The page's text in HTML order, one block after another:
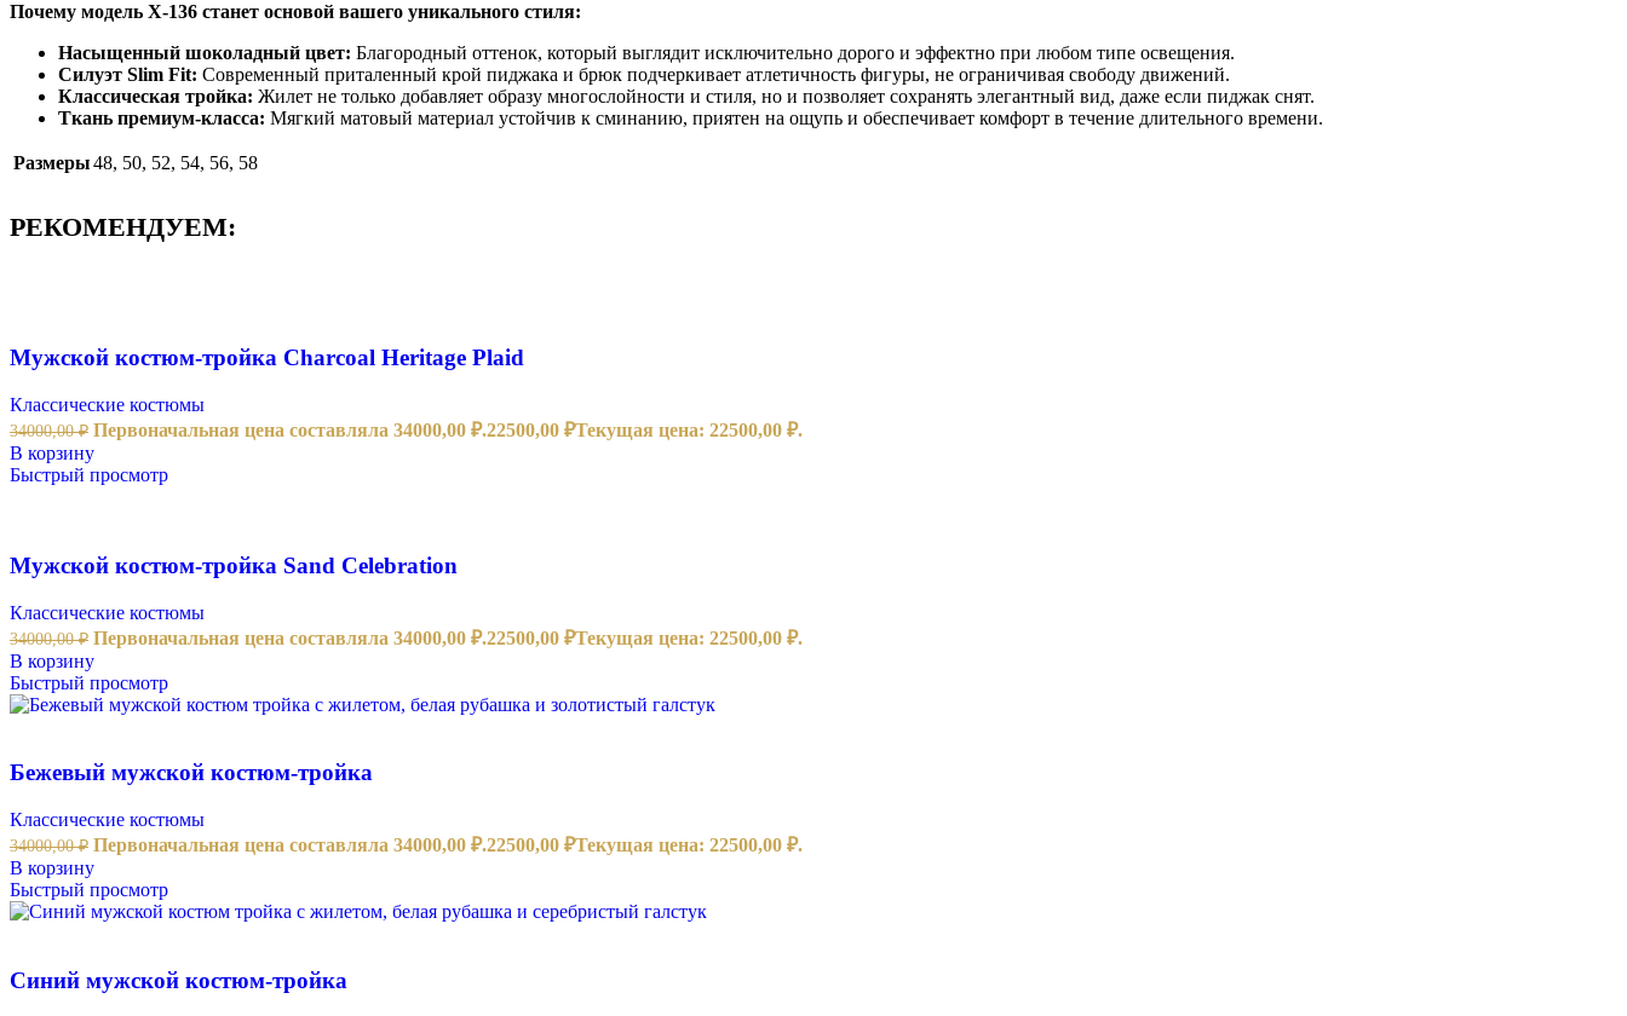
Почему модель Х-136 станет основой вашего уникального стиля:
Насыщенный шоколадный цвет: Благородный оттенок, который выглядит исключительно дорого и эффектно при любом типе освещения.
Силуэт Slim Fit: Современный приталенный крой пиджака и брюк подчеркивает атлетичность фигуры, не ограничивая свободу движений.
Классическая тройка: Жилет не только добавляет образу многослойности и стиля, но и позволяет сохранять элегантный вид, даже если пиджак снят.
Ткань премиум-класса: Мягкий матовый материал устойчив к сминанию, приятен на ощупь и обеспечивает комфорт в течение длительного времени.
Размеры48, 50, 52, 54, 56, 58
РЕКОМЕНДУЕМ:
Мужской костюм-тройка Charcoal Heritage Plaid
Классические костюмы
34000,00₽ Первоначальная цена составляла 34000,00 ₽.22500,00 ₽Текущая цена: 22500,00 ₽.
В корзину
Быстрый просмотр
Мужской костюм-тройка Sand Celebration
Классические костюмы
34000,00₽ Первоначальная цена составляла 34000,00 ₽.22500,00 ₽Текущая цена: 22500,00 ₽.
В корзину
Быстрый просмотр
Бежевый мужской костюм-тройка
Классические костюмы
34000,00₽ Первоначальная цена составляла 34000,00 ₽.22500,00 ₽Текущая цена: 22500,00 ₽.
В корзину
Быстрый просмотр
Синий мужской костюм-тройка